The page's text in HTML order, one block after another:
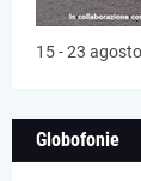
15 - 23
Globofonie